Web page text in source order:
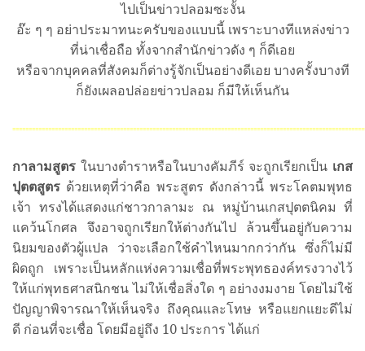
ไปเป็นข่าวปลอมซะงั้น
อ๊ะ ๆ ๆ อย่าประมาทนะครับของแบบนี้ เพราะบางทีแหล่งข่าว
ที่น่าเชื่อถือ ทั้งจากสำนักข่าวดัง ๆ ก็ดีเอย
หรือจากบุคคลที่สังคมก็ต่างรู้จักเป็นอย่างดีเอย บางครั้งบางที
ก็ยังเผลอปล่อยข่าวปลอม ก็มีให้เห็นกัน
กาลามสูตร ในบางตำราหรือในบางคัมภีร์ จะถูกเรียกเป็น เกส
ปุตตสูตร ด้วยเหตุที่ว่าคือ พระสูตร ดังกล่าวนี้ พระโคตมพุทธ
เจ้า ทรงได้แสดงแก่ชาวกาลามะ ณ หมู่บ้านเกสปุตตนิคม ที่
แคว้นโกศล จึงอาจถูกเรียกให้ต่างกันไป ล้วนขึ้นอยู่กับความ
นิยมของตัวผู้แปล ว่าจะเลือกใช้คำไหนมากกว่ากัน ซึ่งก็ไม่มี
ผิดถูก เพราะเป็นหลักแห่งความเชื่อที่พระพุทธองค์ทรงวางไว้
ให้แก่พุทธศาสนิกชน ไม่ให้เชื่อสิ่งใด ๆ อย่างงมงาย โดยไม่ใช้
ปัญญาพิจารณาให้เห็นจริง ถึงคุณและโทษ หรือแยกแยะดีไม่
ดี ก่อนที่จะเชื่อ โดยมีอยู่ถึง 10 ประการ ได้แก่